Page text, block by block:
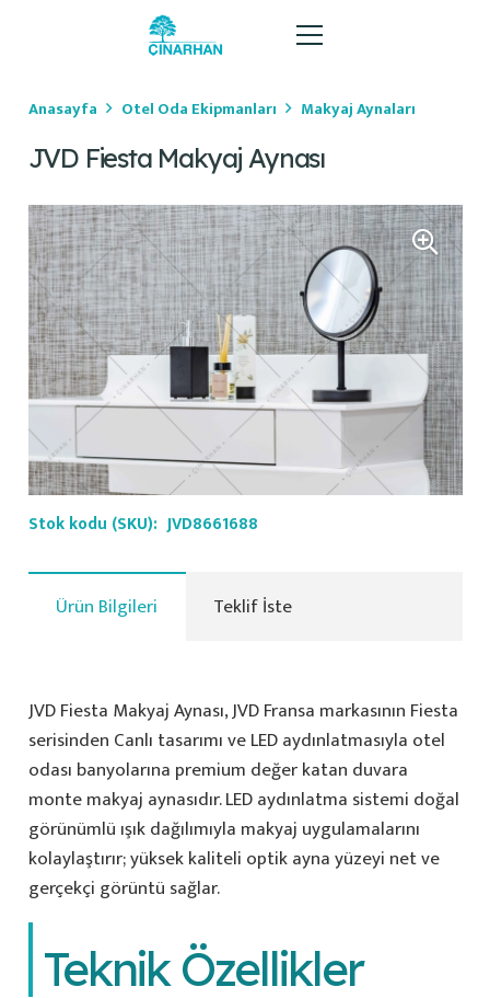
Anasayfa Otel Oda Ekipmanları Makyaj Aynaları
JVD Fiesta Makyaj Aynası
Stok kodu (SKU): JVD8661688
Ürün Bilgileri Teklif İste
JVD Fiesta Makyaj Aynası, JVD Fransa markasının Fiesta
serisinden Canlı tasarımı ve LED aydınlatmasıyla otel
odası banyolarına premium değer katan duvara
monte makyaj aynasıdır. LED aydınlatma sistemi doğal
görünümlü ışık dağılımıyla makyaj uygulamalarını
kolaylaştırır; yüksek kaliteli optik ayna yüzeyi net ve
gerçekçi görüntü sağlar.
Teknik Özellikler